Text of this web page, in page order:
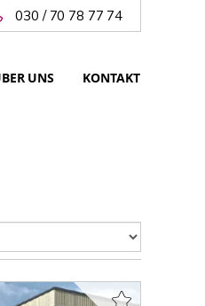
030 / 70 78 77 74
UNS KONTAKT